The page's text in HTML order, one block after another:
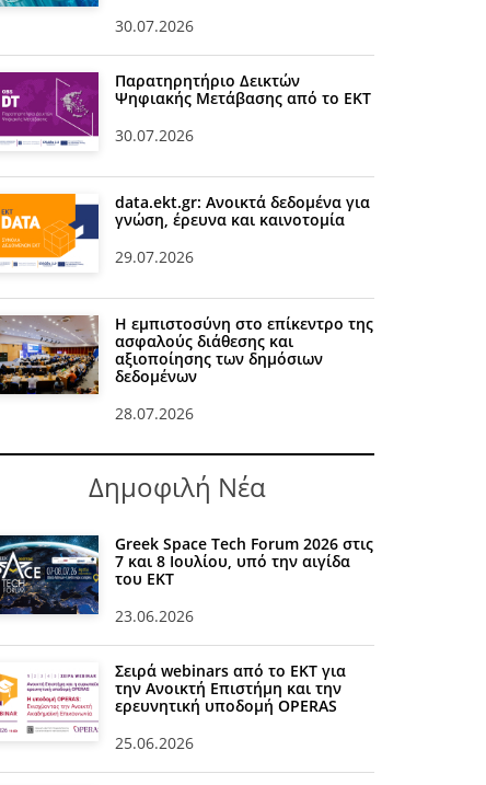
30.07.2026
Παρατηρητήριο Δεικτών
Ψηφιακής Μετάβασης από το ΕΚΤ
30.07.2026
data.ekt.gr: Ανοικτά δεδομένα για
γνώση, έρευνα και καινοτομία
29.07.2026
Η εμπιστοσύνη στο επίκεντρο της
ασφαλούς διάθεσης και
αξιοποίησης των δημόσιων
δεδομένων
28.07.2026
Δημοφιλή Νέα
Greek Space Tech Forum 2026 στις
7 και 8 Ιουλίου, υπό την αιγίδα
του ΕΚΤ
23.06.2026
Σειρά webinars από το ΕΚΤ για
την Ανοικτή Επιστήμη και την
ερευνητική υποδομή OPERAS
25.06.2026